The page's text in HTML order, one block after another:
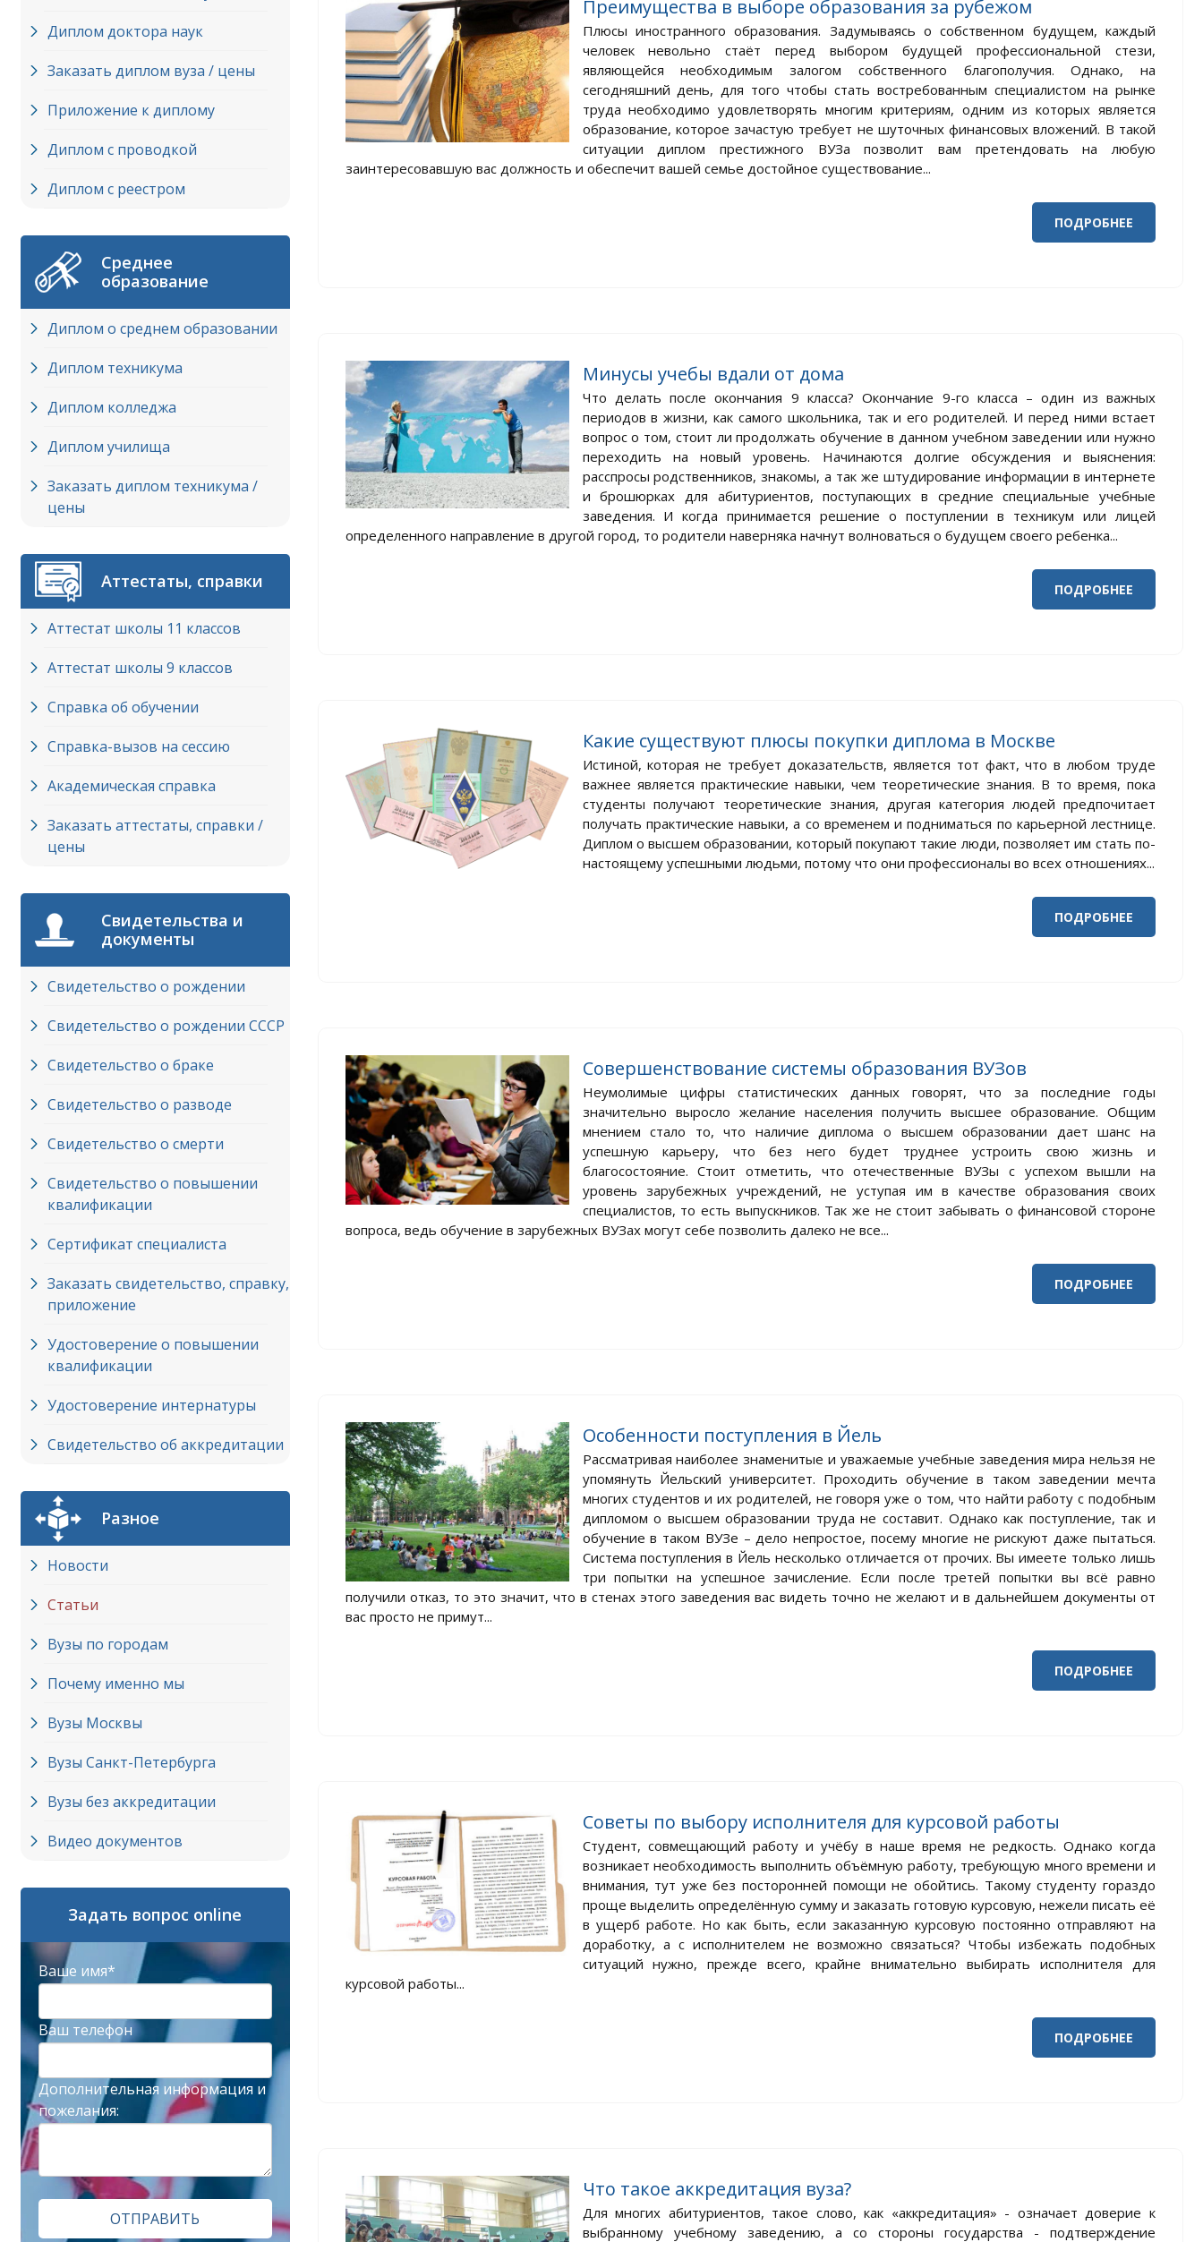
Диплом доктора наук
Заказать диплом вуза / цены
Приложение к диплому
Диплом с проводкой
Диплом с реестром
Среднее
образование
Диплом о среднем образовании
Диплом техникума
Диплом колледжа
Диплом училища
Заказать диплом техникума /
цены
Аттестаты, справки
Аттестат школы 11 классов
Аттестат школы 9 классов
Справка об обучении
Справка-вызов на сессию
Академическая справка
Заказать аттестаты, справки /
цены
Свидетельства и
документы
Свидетельство о рождении
Свидетельство о рождении СССР
Свидетельство о браке
Свидетельство о разводе
Свидетельство о смерти
Свидетельство о повышении
квалификации
Сертификат специалиста
Заказать свидетельство, справку,
приложение
Удостоверение о повышении
квалификации
Удостоверение интернатуры
Свидетельство об аккредитации
Разное
Новости
Статьи
Вузы по городам
Почему именно мы
Вузы Москвы
Вузы Cанкт-Петербурга
Вузы без аккредитации
Видео документов
Задать вопрос online
Ваше имя*
Ваш телефон
Дополнительная информация и
пожелания:
ОТПРАВИТЬ
Преимущества в выборе образования за рубежом
Плюсы иностранного образования. Задумываясь о собственном будущем, каждый
человек невольно стаёт перед выбором будущей профессиональной стези,
являющейся необходимым залогом собственного благополучия. Однако, на
сегодняшний день, для того чтобы стать востребованным специалистом на рынке
труда необходимо удовлетворять многим критериям, одним из которых является
образование, которое зачастую требует не шуточных финансовых вложений. В такой
ситуации диплом престижного ВУЗа позволит вам претендовать на любую
заинтересовавшую вас должность и обеспечит вашей семье достойное существование...
ПОДРОБНЕЕ
Минусы учебы вдали от дома
Что делать после окончания 9 класса? Окончание 9-го класса – один из важных
периодов в жизни, как самого школьника, так и его родителей. И перед ними встает
вопрос о том, стоит ли продолжать обучение в данном учебном заведении или нужно
переходить на новый уровень. Начинаются долгие обсуждения и выяснения:
расспросы родственников, знакомы, а так же штудирование информации в интернете
и брошюрках для абитуриентов, поступающих в средние специальные учебные
заведения. И когда принимается решение о поступлении в техникум или лицей
определенного направление в другой город, то родители наверняка начнут волноваться о будущем своего ребенка...
ПОДРОБНЕЕ
Какие существуют плюсы покупки диплома в Москве
Истиной, которая не требует доказательств, является тот факт, что в любом труде
важнее является практические навыки, чем теоретические знания. В то время, пока
студенты получают теоретические знания, другая категория людей предпочитает
получать практические навыки, а со временем и подниматься по карьерной лестнице.
Диплом о высшем образовании, который покупают такие люди, позволяет им стать по-
настоящему успешными людьми, потому что они профессионалы во всех отношениях...
ПОДРОБНЕЕ
Совершенствование системы образования ВУЗов
Неумолимые цифры статистических данных говорят, что за последние годы
значительно выросло желание населения получить высшее образование. Общим
мнением стало то, что наличие диплома о высшем образовании дает шанс на
успешную карьеру, что без него будет труднее устроить свою жизнь и
благосостояние. Стоит отметить, что отечественные ВУЗы с успехом вышли на
уровень зарубежных учреждений, не уступая им в качестве образования своих
специалистов, то есть выпускников. Так же не стоит забывать о финансовой стороне
вопроса, ведь обучение в зарубежных ВУЗах могут себе позволить далеко не все...
ПОДРОБНЕЕ
Особенности поступления в Йель
Рассматривая наиболее знаменитые и уважаемые учебные заведения мира нельзя не
упомянуть Йельский университет. Проходить обучение в таком заведении мечта
многих студентов и их родителей, не говоря уже о том, что найти работу с подобным
дипломом о высшем образовании труда не составит. Однако как поступление, так и
обучение в таком ВУЗе – дело непростое, посему многие не рискуют даже пытаться.
Система поступления в Йель несколько отличается от прочих. Вы имеете только лишь
три попытки на успешное зачисление. Если после третей попытки вы всё равно
получили отказ, то это значит, что в стенах этого заведения вас видеть точно не желают и в дальнейшем документы от
вас просто не примут...
ПОДРОБНЕЕ
Советы по выбору исполнителя для курсовой работы
Студент, совмещающий работу и учёбу в наше время не редкость. Однако когда
возникает необходимость выполнить объёмную работу, требующую много времени и
внимания, тут уже без посторонней помощи не обойтись. Такому студенту гораздо
проще выделить определённую сумму и заказать готовую курсовую, нежели писать её
в ущерб работе. Но как быть, если заказанную курсовую постоянно отправляют на
доработку, а с исполнителем не возможно связаться? Чтобы избежать подобных
ситуаций нужно, прежде всего, крайне внимательно выбирать исполнителя для
курсовой работы...
ПОДРОБНЕЕ
Что такое аккредитация вуза?
Для многих абитуриентов, такое слово, как «аккредитация» - означает доверие к
выбранному учебному заведению, а со стороны государства - подтверждение